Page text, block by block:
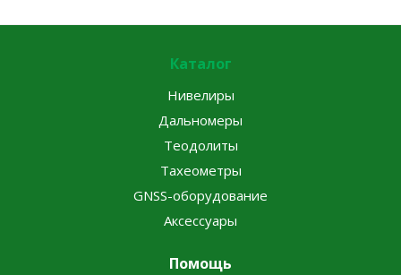
Каталог
Нивелиры
Дальномеры
Теодолиты
Тахеометры
GNSS-оборудование
Аксессуары
Помощь